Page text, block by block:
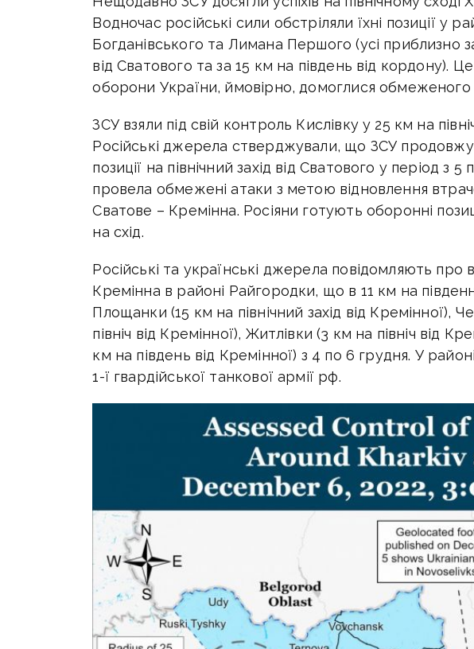
Водночас російські сили обстріляли їхні позиції у
Богданівського та Лимана Першого (усі приблизно
від Сватового та за 15 км на південь від кордону).
оборони України, ймовірно, домоглися обмеженого
ЗСУ взяли під свій контроль Кислівку у 25 км на
Російські джерела стверджували, що ЗСУ
позиції на північний захід від Сватового у період з
провела обмежені атаки з метою відновлення
Сватове – Кремінна. Росіяни готують оборонні
на схід.
Російські та українські джерела повідомляють про
Кремінна в районі Райгородки, що в 11 км на
Площанки (15 км на північний захід від Кремінної),
північ від Кремінної), Житлівки (3 км на північ від
км на південь від Кремінної) з 4 по 6 грудня. У
1-ї гвардійської танкової армії рф.